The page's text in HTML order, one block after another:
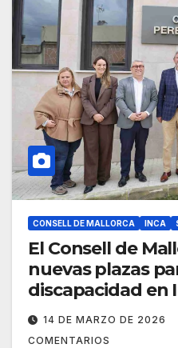
CONSELL DE MALLORCA INCA
El Consell de
nuevas plazas
discapacidad en
14 DE MARZO DE 2026
COMENTARIOS